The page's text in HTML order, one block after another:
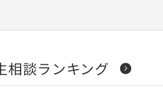
相談ランキング